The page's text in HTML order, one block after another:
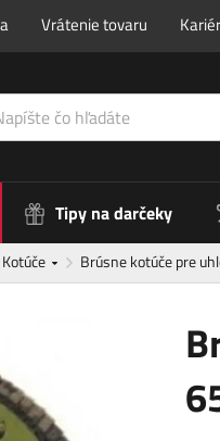
Vrátenie tovaru
Tipy na darčeky
Kotúče Brúsne kotúče pre